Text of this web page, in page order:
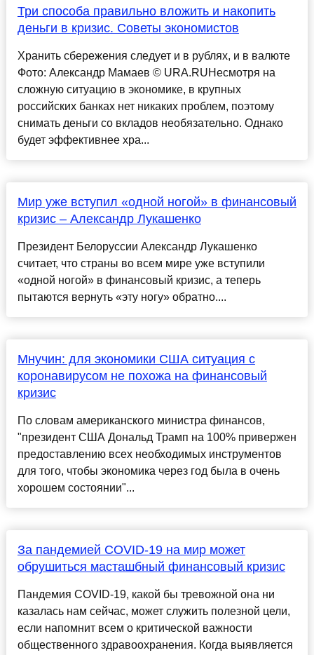
Три способа правильно вложить и накопить
деньги в кризис. Советы экономистов
Хранить сбережения следует и в рублях, и в валюте
Фото: Александр Мамаев © URA.RUНесмотря на
сложную ситуацию в экономике, в крупных
российских банках нет никаких проблем, поэтому
снимать деньги со вкладов необязательно. Однако
будет эффективнее хра...
Мир уже вступил «одной ногой» в финансовый
кризис – Александр Лукашенко
Президент Белоруссии Александр Лукашенко
считает, что страны во всем мире уже вступили
«одной ногой» в финансовый кризис, а теперь
пытаются вернуть «эту ногу» обратно....
Мнучин: для экономики США ситуация с
коронавирусом не похожа на финансовый
кризис
По словам американского министра финансов,
"президент США Дональд Трамп на 100% привержен
предоставлению всех необходимых инструментов
для того, чтобы экономика через год была в очень
хорошем состоянии"...
За пандемией COVID-19 на мир может
обрушиться масташбный финансовый кризис
Пандемия COVID-19, какой бы тревожной она ни
казалась нам сейчас, может служить полезной цели,
если напомнит всем о критической важности
общественного здравоохранения. Когда выявляется